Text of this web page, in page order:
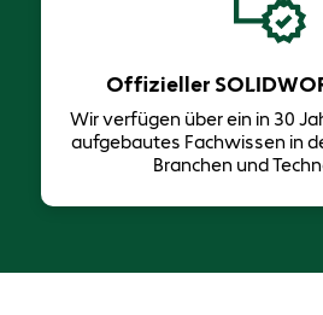
Offizieller
Wir verfügen über ein in 30
aufgebautes Fachwissen in
Branchen und